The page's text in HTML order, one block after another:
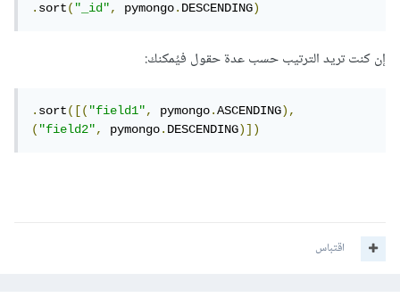
.sort("_id", pymongo.DESCENDING)
إن كنت تريد الترتيب حسب عدة حقول فيُمكنك:
.sort([("field1", pymongo.ASCENDING),
("field2", pymongo.DESCENDING)])
اقتباس